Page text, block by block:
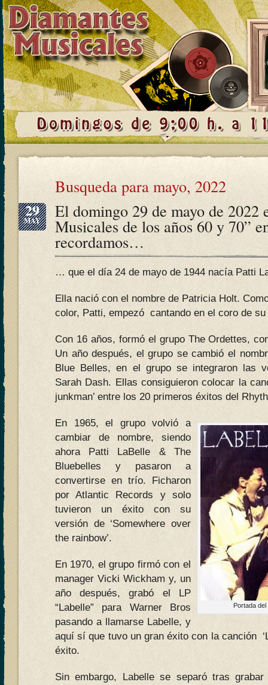
Busqueda para mayo, 2022
29
MAY El domingo 29 de mayo de 2022
Musicales de los años 60 y 70”
recordamos…
… que el día 24 de mayo de 1944 nacía Patti
Ella nació con el nombre de Patricia Holt.
color, Patti, empezó cantando en el coro de
Con 16 años, formó el grupo The Ordettes,
Un año después, el grupo se cambió el
Blue Belles, en el grupo se integraron las
Sarah Dash. Ellas consiguieron colocar la
junkman’ entre los 20 primeros éxitos del
Portada
En 1965, el grupo volvió a
cambiar de nombre, siendo
ahora Patti LaBelle & The
Bluebelles y pasaron a
convertirse en trío. Ficharon
por Atlantic Records y solo
tuvieron un éxito con su
versión de ‘Somewhere over
the rainbow’.
En 1970, el grupo firmó con el
manager Vicki Wickham y, un
año después, grabó el LP
“Labelle” para Warner Bros
pasando a llamarse Labelle, y
aquí sí que tuvo un gran éxito con la canción
éxito.
Sin embargo, Labelle se separó tras grabar